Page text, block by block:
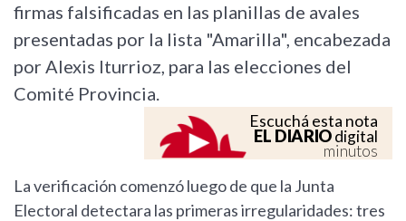
firmas falsificadas en las planillas de avales
presentadas por la lista "Amarilla", encabezada
por Alexis Iturrioz, para las elecciones del
Comité Provincia.
Escuchá esta nota
EL DIARIOdigital
minutos
La verificación comenzó luego de que la Junta
Electoral detectara las primeras irregularidades: tres